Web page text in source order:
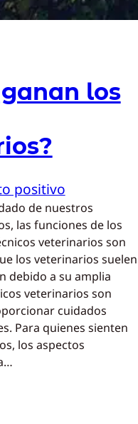
los
positivo
de nuestros
las funciones de los
veterinarios son
los veterinarios suelen
debido a su amplia
veterinarios son
cuidados
Para quienes sienten
los aspectos